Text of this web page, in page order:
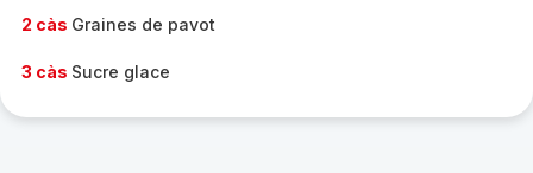
2 càs Graines de pavot
3 càs Sucre glace